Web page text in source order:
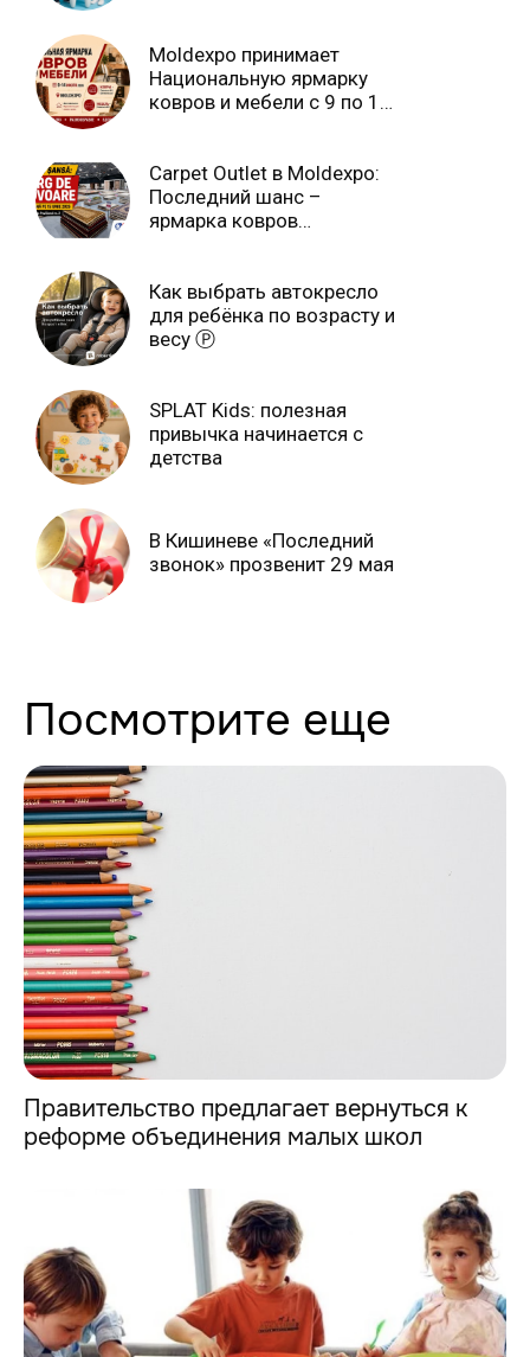
Moldexpo принимает
Национальную ярмарку
ковров и мебели с 9 по 14
Carpet Outlet в Moldexpo:
Последний шанс –
ярмарка ковров
Как выбрать автокресло
для ребёнка по возрасту и
весу Ⓟ
SPLAT Kids: полезная
привычка начинается с
детства
В Кишиневе «Последний
звонок» прозвенит 29 мая
Посмотрите еще
Правительство предлагает вернуться к
реформе объединения малых школ